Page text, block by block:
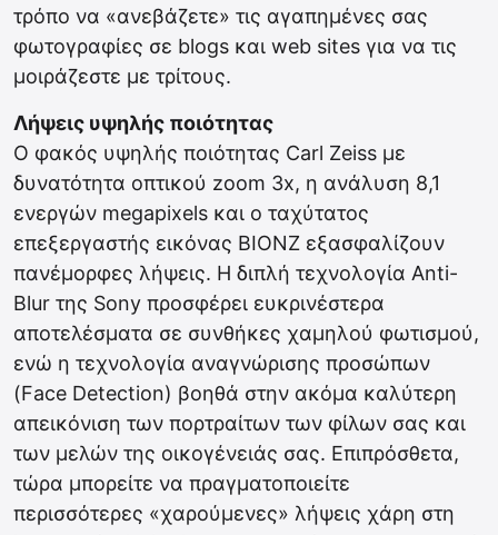
τρόπο να «ανεβάζετε» τις αγαπημένες σας
φωτογραφίες σε blogs και web sites για να τις
μοιράζεστε με τρίτους.
Λήψεις υψηλής ποιότητας
Ο φακός υψηλής ποιότητας Carl Zeiss με
δυνατότητα οπτικού zoom 3x, η ανάλυση 8,1
ενεργών megapixels και ο ταχύτατος
επεξεργαστής εικόνας BIONZ εξασφαλίζουν
πανέμορφες λήψεις. Η διπλή τεχνολογία Anti-
Blur της Sony προσφέρει ευκρινέστερα
αποτελέσματα σε συνθήκες χαμηλού φωτισμού,
ενώ η τεχνολογία αναγνώρισης προσώπων
(Face Detection) βοηθά στην ακόμα καλύτερη
απεικόνιση των πορτραίτων των φίλων σας και
των μελών της οικογένειάς σας. Επιπρόσθετα,
τώρα μπορείτε να πραγματοποιείτε
περισσότερες «χαρούμενες» λήψεις χάρη στη